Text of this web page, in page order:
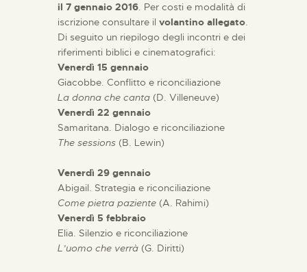
il 7 gennaio 2016. Per costi e modalità di
iscrizione consultare il volantino allegato.
Di seguito un riepilogo degli incontri e dei
riferimenti biblici e cinematografici:
Venerdì 15 gennaio
Giacobbe. Conflitto e riconciliazione
La donna che canta (D. Villeneuve)
Venerdì 22 gennaio
Samaritana. Dialogo e riconciliazione
The sessions (B. Lewin)
Venerdì 29 gennaio
Abigail. Strategia e riconciliazione
Come pietra paziente (A. Rahimi)
Venerdì 5 febbraio
Elia. Silenzio e riconciliazione
L’uomo che verrà (G. Diritti)